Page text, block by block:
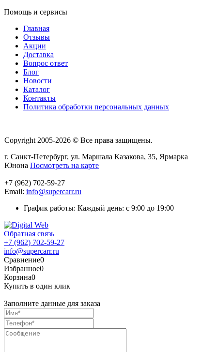
Помощь и сервисы
Главная
Отзывы
Акции
Доставка
Вопрос ответ
Блог
Новости
Каталог
Контакты
Политика обработки персональных данных
Copyright 2005-2026 © Все права защищены.
г. Санкт-Петербург, ул. Маршала Казакова, 35, Ярмарка
Юнона Посмотреть на карте
+7 (962) 702-59-27
Email: info@supercarr.ru
График работы: Каждый день: с 9:00 до 19:00
Обратная связь
+7 (962) 702-59-27
info@supercarr.ru
Сравнение0
Избранное0
Корзина0
Купить в один клик
Заполните данные для заказа